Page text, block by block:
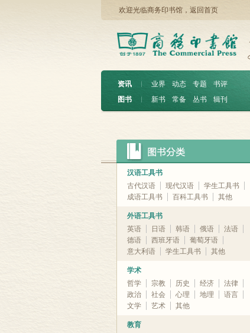
欢迎光临商务印书馆， 返回首页
资讯 ︱ 业界 动态 专题
书评
图书
︱ 新书 常备 丛书 辑刊
汉语工具书
古代汉语
现代汉语
学生工具书
成语工具书
百科工具书 其他
外语工具书
英语
日语 韩语 俄语
法语
德语
西班牙语
葡萄牙语
意大利语
学生工具书 其他
学术
哲学
宗教 历史 经济
法律
政治
社会 心理 地理
语言
文学
艺术 其他
教育